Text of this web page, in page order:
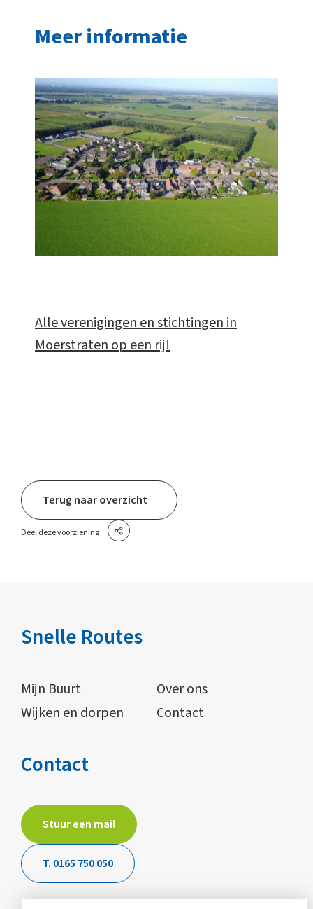
Meer informatie
Alle verenigingen en stichtingen in
Moerstraten op een rij!
Terug naar overzicht
Deel deze voorziening
Snelle Routes
Mijn Buurt
Over ons
Wijken en dorpen
Contact
Contact
Stuur een mail
T. 0165 750 050